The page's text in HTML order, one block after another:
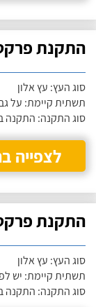
התקנת
סוג העץ: עץ אלון
תשתית קיימת: על
סוג התקנה: התקנה
לצפייה
התקנת
סוג העץ: עץ אלון
תשתית קיימת: יש
סוג התקנה: התקנה